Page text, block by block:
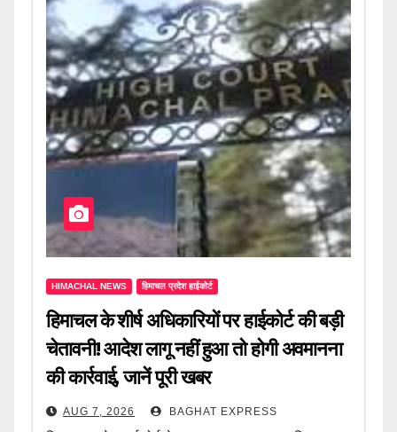
HIMACHAL NEWS हिमाचल प्रदेश हाईकोर्ट
हिमाचल के शीर्ष अधिकारियों पर हाईकोर्ट की बड़ी
चेतावनी! आदेश लागू नहीं हुआ तो होगी अवमानना
की कार्रवाई, जानें पूरी खबर
AUG 7, 2026 BAGHAT EXPRESS